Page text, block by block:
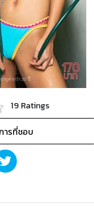
19 Ratings
ารที่ชอบ